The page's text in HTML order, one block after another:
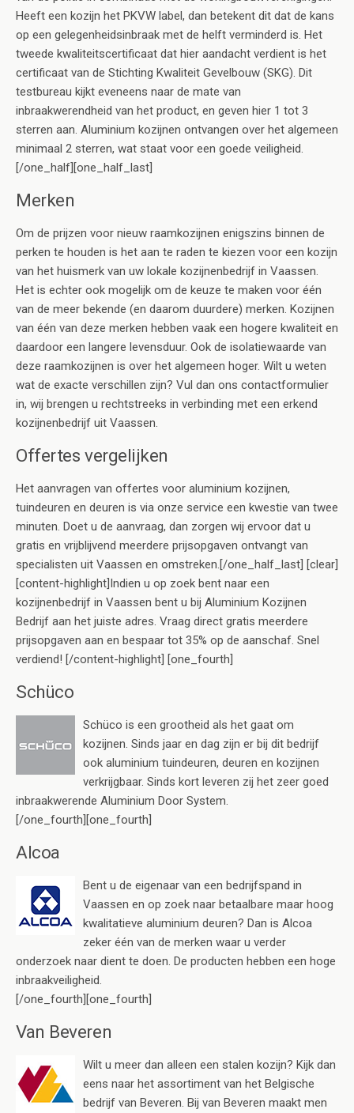
Heeft een kozijn het PKVW label, dan betekent dit dat de kans
op een gelegenheidsinbraak met de helft verminderd is. Het
tweede kwaliteitscertificaat dat hier aandacht verdient is het
certificaat van de Stichting Kwaliteit Gevelbouw (SKG). Dit
testbureau kijkt eveneens naar de mate van
inbraakwerendheid van het product, en geven hier 1 tot 3
sterren aan. Aluminium kozijnen ontvangen over het algemeen
minimaal 2 sterren, wat staat voor een goede veiligheid.
[/one_half][one_half_last]
Merken
Om de prijzen voor nieuw raamkozijnen enigszins binnen de
perken te houden is het aan te raden te kiezen voor een kozijn
van het huismerk van uw lokale kozijnenbedrijf in Vaassen.
Het is echter ook mogelijk om de keuze te maken voor één
van de meer bekende (en daarom duurdere) merken. Kozijnen
van één van deze merken hebben vaak een hogere kwaliteit en
daardoor een langere levensduur. Ook de isolatiewaarde van
deze raamkozijnen is over het algemeen hoger. Wilt u weten
wat de exacte verschillen zijn? Vul dan ons contactformulier
in, wij brengen u rechtstreeks in verbinding met een erkend
kozijnenbedrijf uit Vaassen.
Offertes vergelijken
Het aanvragen van offertes voor aluminium kozijnen,
tuindeuren en deuren is via onze service een kwestie van twee
minuten. Doet u de aanvraag, dan zorgen wij ervoor dat u
gratis en vrijblijvend meerdere prijsopgaven ontvangt van
specialisten uit Vaassen en omstreken.[/one_half_last] [clear]
[content-highlight]Indien u op zoek bent naar een
kozijnenbedrijf in Vaassen bent u bij Aluminium Kozijnen
Bedrijf aan het juiste adres. Vraag direct gratis meerdere
prijsopgaven aan en bespaar tot 35% op de aanschaf. Snel
verdiend! [/content-highlight] [one_fourth]
Schüco
Schüco is een grootheid als het gaat om
kozijnen. Sinds jaar en dag zijn er bij dit bedrijf
ook aluminium tuindeuren, deuren en kozijnen
verkrijgbaar. Sinds kort leveren zij het zeer goed
inbraakwerende Aluminium Door System.
[/one_fourth][one_fourth]
Alcoa
Bent u de eigenaar van een bedrijfspand in
Vaassen en op zoek naar betaalbare maar hoog
kwalitatieve aluminium deuren? Dan is Alcoa
zeker één van de merken waar u verder
onderzoek naar dient te doen. De producten hebben een hoge
inbraakveiligheid.
[/one_fourth][one_fourth]
Van Beveren
Wilt u meer dan alleen een stalen kozijn? Kijk dan
eens naar het assortiment van het Belgische
bedrijf van Beveren. Bij van Beveren maakt men